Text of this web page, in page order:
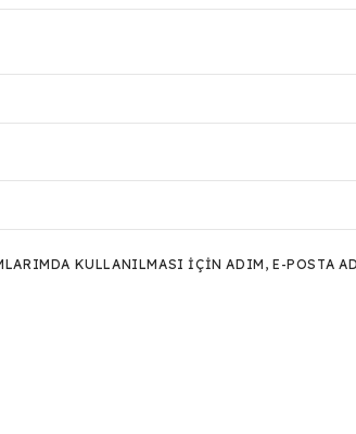
KULLANILMASI IÇIN ADIM, E-POSTA